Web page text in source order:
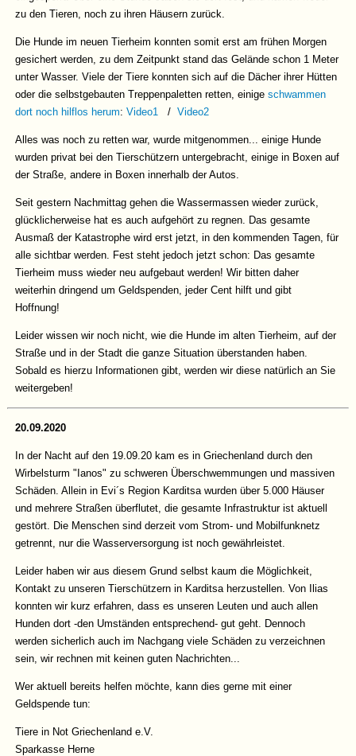
zu den Tieren, noch zu ihren Häusern zurück.
Die Hunde im neuen Tierheim konnten somit erst am frühen Morgen
gesichert werden, zu dem Zeitpunkt stand das Gelände schon 1 Meter
unter Wasser. Viele der Tiere konnten sich auf die Dächer ihrer Hütten
oder die selbstgebauten Treppenpaletten retten, einigeschwammen
dort noch hilflos herum:Video1 /Video2
Alles was noch zu retten war, wurde mitgenommen... einige Hunde
wurden privat bei den Tierschützern untergebracht, einige in Boxen auf
der Straße, andere in Boxen innerhalb der Autos.
Seit gestern Nachmittag gehen die Wassermassen wieder zurück,
glücklicherweise hat es auch aufgehört zu regnen. Das gesamte
Ausmaß der Katastrophe wird erst jetzt, in den kommenden Tagen, für
alle sichtbar werden. Fest steht jedoch jetzt schon: Das gesamte
Tierheim muss wieder neu aufgebaut werden! Wir bitten daher
weiterhin dringend um Geldspenden, jeder Cent hilft und gibt
Hoffnung!
Leider wissen wir noch nicht, wie die Hunde im alten Tierheim, auf der
Straße und in der Stadt die ganze Situation überstanden haben.
Sobald es hierzu Informationen gibt, werden wir diese natürlich an Sie
weitergeben!
20.09.2020
In der Nacht auf den 19.09.20 kam es in Griechenland durch den
Wirbelsturm "Ianos" zu schweren Überschwemmungen und massiven
Schäden. Allein in Evi´s Region Karditsa wurden über 5.000 Häuser
und mehrere Straßen überflutet, die gesamte Infrastruktur ist aktuell
gestört. Die Menschen sind derzeit vom Strom- und Mobilfunknetz
getrennt, nur die Wasserversorgung ist noch gewährleistet.
Leider haben wir aus diesem Grund selbst kaum die Möglichkeit,
Kontakt zu unseren Tierschützern in Karditsa herzustellen. Von Ilias
konnten wir kurz erfahren, dass es unseren Leuten und auch allen
Hunden dort -den Umständen entsprechend- gut geht. Dennoch
werden sicherlich auch im Nachgang viele Schäden zu verzeichnen
sein, wir rechnen mit keinen guten Nachrichten...
Wer aktuell bereits helfen möchte, kann dies gerne mit einer
Geldspende tun:
Tiere in Not Griechenland e.V.
Sparkasse Herne